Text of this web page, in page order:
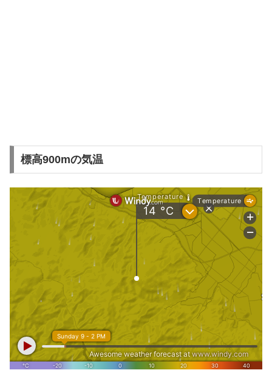
標高900mの気温